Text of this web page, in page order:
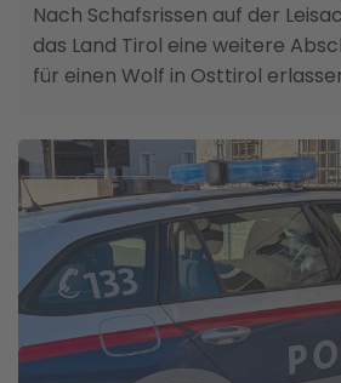
Nach Schafsrissen auf der
das Land Tirol eine weitere
für einen Wolf in Osttirol